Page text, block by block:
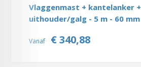
Vlaggenmast + kantelanker +
uithouder/galg - 5 m - 60 mm
Vanaf € 340,88